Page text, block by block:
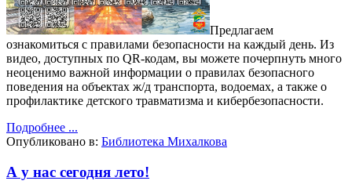
Предлагаем
ознакомиться с правилами безопасности на каждый день. Из
видео, доступных по QR-кодам, вы можете почерпнуть много
неоценимо важной информации о правилах безопасного
поведения на объектах ж/д транспорта, водоемах, а также о
профилактике детского травматизма и кибербезопасности.
Подробнее ...
Опубликовано в: Библиотека Михалкова
А у нас сегодня лето!